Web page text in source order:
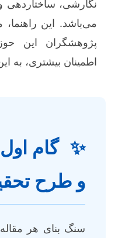
ساختاردهی و
این راهنما، مسیری
این حوزه
بیشتری، به این هدف
گام اول:
طرح تحقیق
بنای هر مقاله علمی